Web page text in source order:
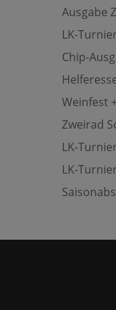
Ausgabe
LK-Turnier
Chip-
Weinfest
Zweirad
LK-Turnier
LK-Turnier